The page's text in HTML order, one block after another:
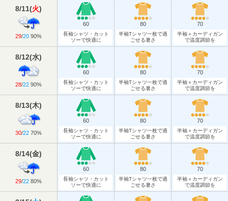
8/11(火)
29/20 90%
60
長袖シャツ・カット
ソーで快適に
80
半袖Tシャツ一枚で過
ごせる暑さ
70
半袖＋カーディガン
で温度調節を
8/12(水)
28/22 90%
60
長袖シャツ・カット
ソーで快適に
80
半袖Tシャツ一枚で過
ごせる暑さ
70
半袖＋カーディガン
で温度調節を
8/13(木)
30/22 70%
60
長袖シャツ・カット
ソーで快適に
80
半袖Tシャツ一枚で過
ごせる暑さ
70
半袖＋カーディガン
で温度調節を
8/14(金)
29/22 80%
60
長袖シャツ・カット
ソーで快適に
80
半袖Tシャツ一枚で過
ごせる暑さ
70
半袖＋カーディガン
で温度調節を